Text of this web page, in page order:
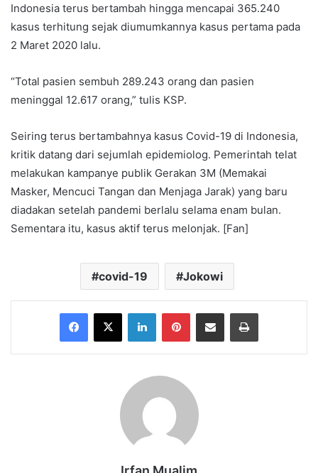
Indonesia terus bertambah hingga mencapai 365.240
kasus terhitung sejak diumumkannya kasus pertama pada
2 Maret 2020 lalu.
“Total pasien sembuh 289.243 orang dan pasien
meninggal 12.617 orang,” tulis KSP.
Seiring terus bertambahnya kasus Covid-19 di Indonesia,
kritik datang dari sejumlah epidemiolog. Pemerintah telat
melakukan kampanye publik Gerakan 3M (Memakai
Masker, Mencuci Tangan dan Menjaga Jarak) yang baru
diadakan setelah pandemi berlalu selama enam bulan.
Sementara itu, kasus aktif terus melonjak. [Fan]
covid-19 Jokowi
Facebook
X LinkedInPinterestShare via Email Print